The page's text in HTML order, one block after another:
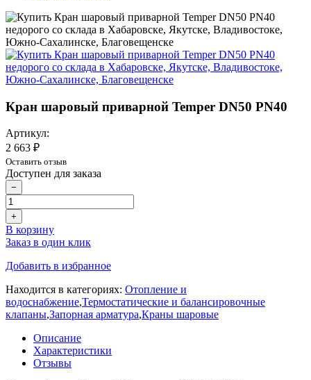
Кран шаровый приварной Temper DN50 PN40
Артикул:
2 663 ₽
Оставить отзыв
Доступен для заказа
−
+
В корзину
Заказ в один клик
Добавить в избранное
Находится в категориях: Отопление и
водоснабжение,Термостатические и балансировочные
клапаны,Запорная арматура,Краны шаровые
Описание
Характеристики
Отзывы